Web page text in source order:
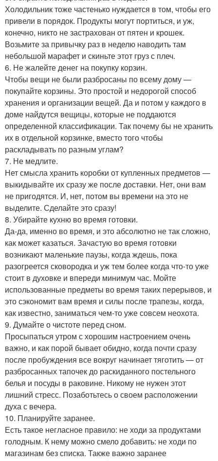
Холодильник тоже частенько нуждается в том, чтобы его
привели в порядок. Продукты могут портиться, и уж,
конечно, никто не застрахован от пятен и крошек.
Возьмите за привычку раз в неделю наводить там
небольшой марафет и скиньте этот груз с плеч.
6. Не жалейте денег на покупку корзин.
Чтобы вещи не были разбросаны по всему дому —
покупайте корзины. Это простой и недорогой способ
хранения и организации вещей. Да и потом у каждого в
доме найдутся вещицы, которые не поддаются
определенной классификации. Так почему бы не хранить
их в отдельной корзинке, вместо того чтобы
раскладывать по разным углам?
7. Не медлите.
Нет смысла хранить коробки от купленных предметов —
выкидывайте их сразу же после доставки. Нет, они вам
не пригодятся. И, нет, потом вы времени на это не
выделите. Сделайте это сразу!
8. Убирайте кухню во время готовки.
Да-да, именно во время, и это абсолютно не так сложно,
как может казаться. Зачастую во время готовки
возникают маленькие паузы, когда ждешь, пока
разогреется сковородка и уж тем более когда что-то уже
стоит в духовке и впереди минимум час. Мойте
использованные предметы во время таких перерывов, и
это сэкономит вам время и силы после трапезы, когда,
как известно, заниматься чем-то уже совсем неохота.
9. Думайте о чистоте перед сном.
Просыпаться утром с хорошим настроением очень
важно, и как порой бывает обидно, когда почти сразу
после пробуждения все вокруг начинает тяготить — от
разбросанных тапочек до раскиданного постельного
белья и посуды в раковине. Никому не нужен этот
лишний стресс. Позаботьтесь о своем расположении
духа с вечера.
10. Планируйте заранее.
Есть такое негласное правило: не ходи за продуктами
голодным. К нему можно смело добавить: не ходи по
магазинам без списка. Также важно заранее